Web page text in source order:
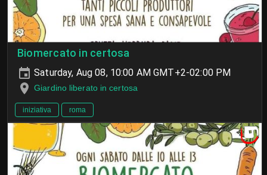
Biomercato in certosa
Saturday, Aug 08, 10:00 AM GMT+2-02:00 PM
Giardino liberato in certosa
iniziativa roma